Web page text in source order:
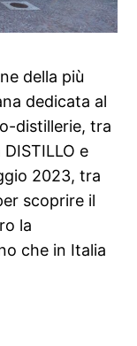
della più
dedicata al
distillerie, tra
e
2023, tra
scoprire il
la
che in Italia